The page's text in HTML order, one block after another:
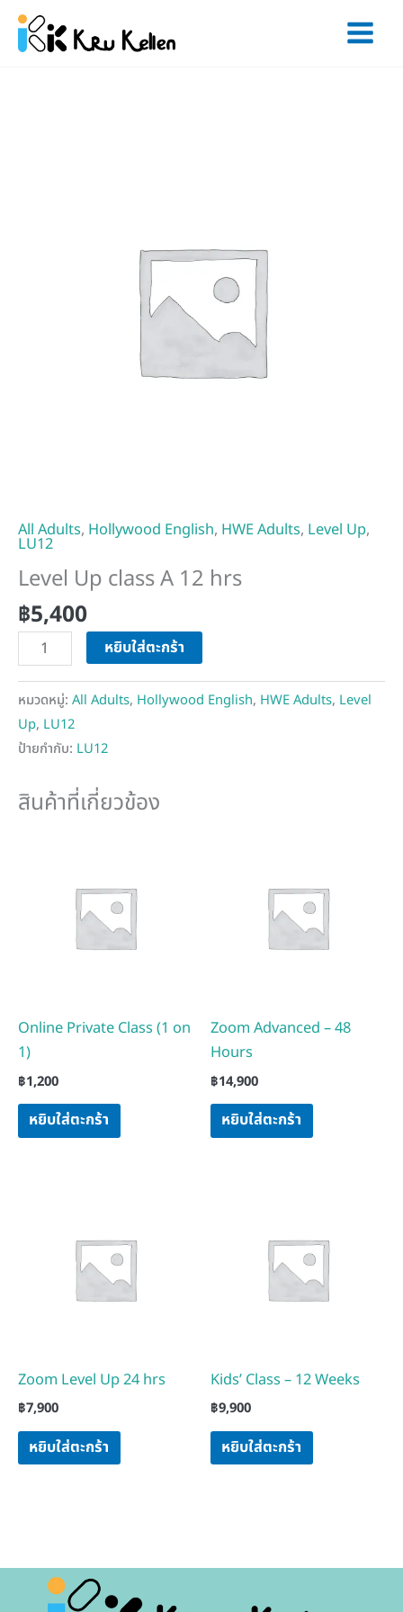
Skip
content
All Adults, Hollywood English, HWE Adults, Level Up,
LU12
Level Up class A 12 hrs
฿5,400
หยิบใส่ตะกร้า
หมวดหมู่: All Adults, Hollywood English, HWE Adults, Level
Up, LU12
ป้ายกำกับ: LU12
สินค้าที่เกี่ยวข้อง
Online Private Class (1 on
1)
฿1,200
หยิบใส่ตะกร้า
Zoom Advanced – 48
Hours
฿14,900
หยิบใส่ตะกร้า
Zoom Level Up 24 hrs
฿7,900
หยิบใส่ตะกร้า
Kids’ Class – 12 Weeks
฿9,900
หยิบใส่ตะกร้า